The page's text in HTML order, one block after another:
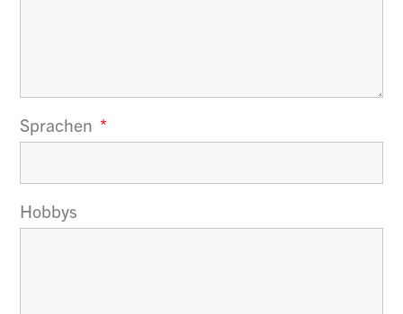
Sprachen
Hobbys